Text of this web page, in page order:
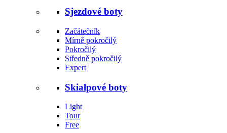
Sjezdové boty
Začátečník
Mírně pokročilý
Pokročilý
Středně pokročilý
Expert
Skialpové boty
Light
Tour
Free